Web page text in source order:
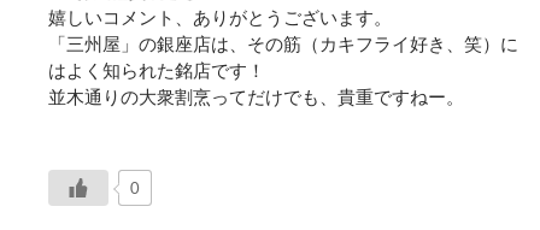
嬉しいコメント、ありがとうございます。
「三州屋」の銀座店は、その筋（カキフライ好き、笑）に
はよく知られた銘店です！
並木通りの大衆割烹ってだけでも、貴重ですねー。
0